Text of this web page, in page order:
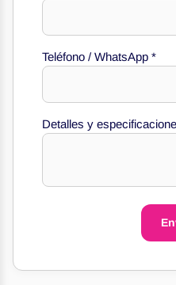
Teléfono / WhatsApp *
Detalles y